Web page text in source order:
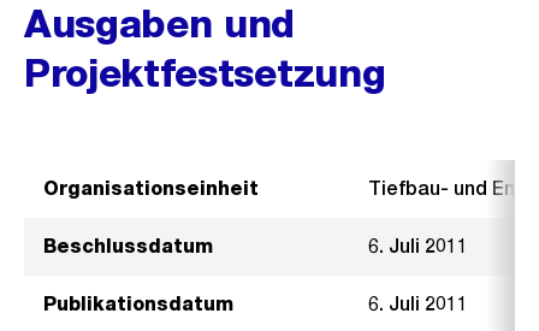
Ausgaben und
Projektfestsetzung
Organisationseinheit Tiefbau- und
Beschlussdatum 6. Juli 2011
Publikationsdatum 6. Juli 2011